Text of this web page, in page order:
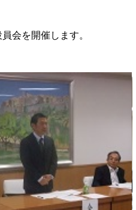
会を開催します。